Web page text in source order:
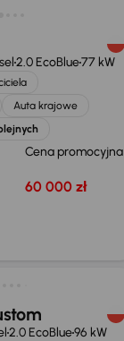
2.0 EcoBlue77 kW
Auta krajowe
Cena promocyjna
60 000 zł
2.0 EcoBlue96 kW